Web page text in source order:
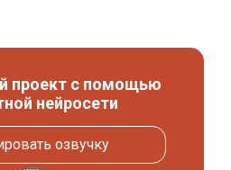
проект с помощью
нейросети
озвучку